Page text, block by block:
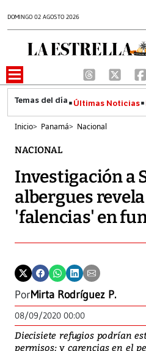
DOMINGO 02 AGOSTO 2026
Últimas Noticias
Inicio> Panamá> Nacional
NACIONAL
Investigación a
albergues
'falencias' en
PorMirta Rodríguez P.
08/09/2020 00:00
Diecisiete refugios podrían
permisos; y carencias en el